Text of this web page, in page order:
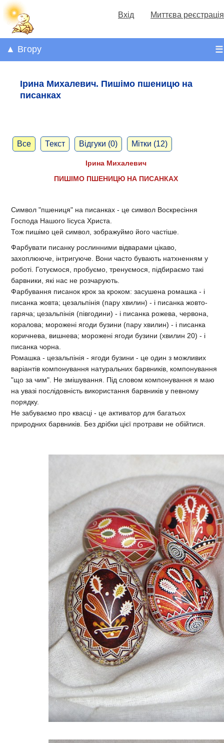
Вхід Миттєва реєстрація
☰
▲ Вгору
Ірина Михалевич. Пишімо пшеницю на
писанках
Все Текст Відгуки (0) Мітки (12)
Ірина Михалевич
ПИШІМО ПШЕНИЦЮ НА ПИСАНКАХ
Символ "пшениця" на писанках - це символ Воскресіння
Господа Нашого Іісуса Христа.
Тож пишімо цей символ, зображуймо його частіше.
Фарбувати писанку рослинними відварами цікаво,
захоплююче, інтригуюче. Вони часто бувають натхненням у
роботі. Готуємося, пробуємо, тренуємося, підбираємо такі
барвники, які нас не розчарують.
Фарбування писанок крок за кроком: засушена ромашка - і
писанка жовта; цезальпінія (пару хвилин) - і писанка жовто-
гаряча; цезальпінія (півгодини) - і писанка рожева, червона,
коралова; морожені ягоди бузини (пару хвилин) - і писанка
коричнева, вишнева; морожені ягоди бузини (хвилин 20) - і
писанка чорна.
Ромашка - цезальпінія - ягоди бузини - це один з можливих
варіантів компонування натуральних барвників, компонування
"що за чим". Не змішування. Під словом компонування я маю
на увазі послідовність використання барвників у певному
порядку.
Не забуваємо про квасці - це активатор для багатьох
природних барвників. Без дрібки цієї протрави не обійтися.